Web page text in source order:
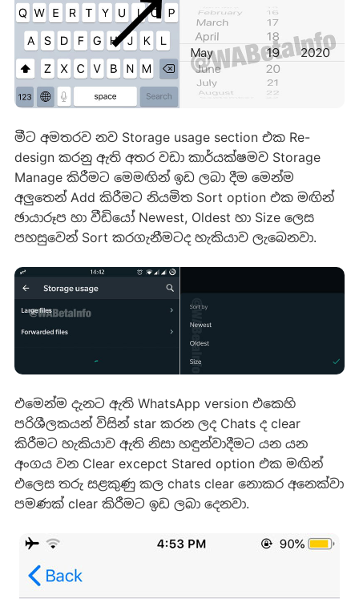
මීට අමතරව නව Storage usage section එක Re-
design කරනු ඇති අතර වඩා කාර්යක්ෂමව Storage
Manage කිරීමට මෙමඟින් ඉඩ ලබා දීම මෙන්ම
අලුතෙන් Add කිරීමට නියමිත Sort option එක මඟින්
ඡායාරූප හා වීඩියෝ Newest, Oldest හා Size ලෙස
පහසුවෙන් Sort කරගැනීමටද හැකියාව ලැබෙනවා.
එමෙන්ම දැනට ඇති WhatsApp version එකෙහි
පරිශීලකයන් විසින් star කරන ලද Chats ද clear
කිරීමට හැකියාව ඇති නිසා හඳුන්වාදීමට යන යන
අංගය වන Clear excepct Stared option එක මඟින්
එලෙස තරු සළකුණු කල chats clear නොකර අනෙක්වා
පමණක් clear කිරීමට ඉඩ ලබා දෙනවා.